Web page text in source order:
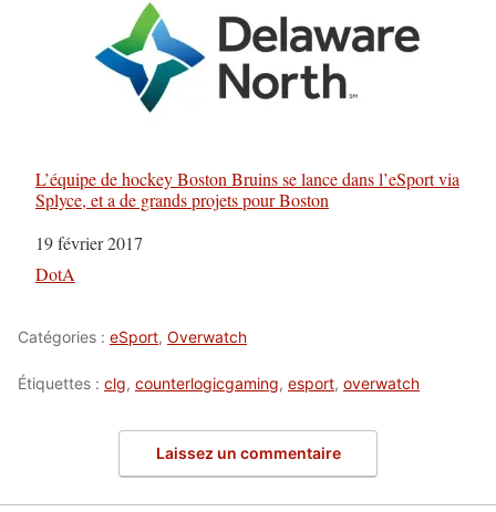
L’équipe de hockey Boston Bruins se lance dans l’eSport via
Splyce, et a de grands projets pour Boston
Date
19 février 2017
Par rapport à
DotA
Catégories : eSport, Overwatch
Étiquettes : clg, counterlogicgaming, esport, overwatch
Laissez un commentaire